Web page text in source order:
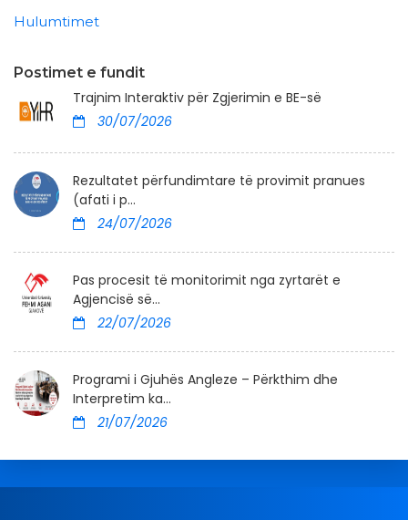
Hulumtimet
Postimet e fundit
Trajnim Interaktiv për Zgjerimin e BE-së
30/07/2026
Rezultatet përfundimtare të provimit pranues
(afati i p...
24/07/2026
Pas procesit të monitorimit nga zyrtarët e
Agjencisë së...
22/07/2026
Programi i Gjuhës Angleze – Përkthim dhe
Interpretim ka...
21/07/2026